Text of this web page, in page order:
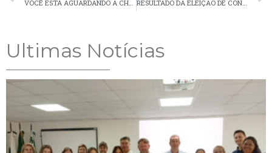
RESULTADO DA ELEIÇÃO DE CONSELHEIROS TUTELARES DE PALMEIRA
Ultimas Notícias